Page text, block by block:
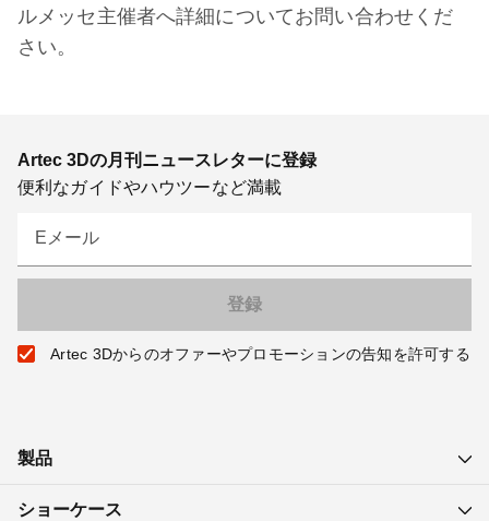
ルメッセ主催者へ詳細についてお問い合わせくだ
さい。
Artec 3Dの月刊ニュースレターに登録
便利なガイドやハウツーなど満載
Eメール
Artec 3Dからのオファーやプロモーションの告知を許可する
製品
ショーケース